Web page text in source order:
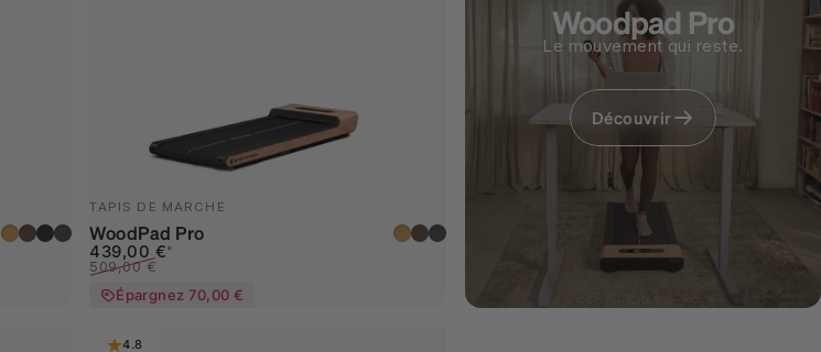
marron clair
brun foncé
gris foncé
gris
TAPIS DE MARCHE
WoodPad Pro marron clair
brun foncé
Gris
Prix promotionnel
439,00 €*
Prix habituel
509,00 €
Épargnez 70,00 €
Woodpad Pro
Le mouvement qui reste.
Découvrir
4.8